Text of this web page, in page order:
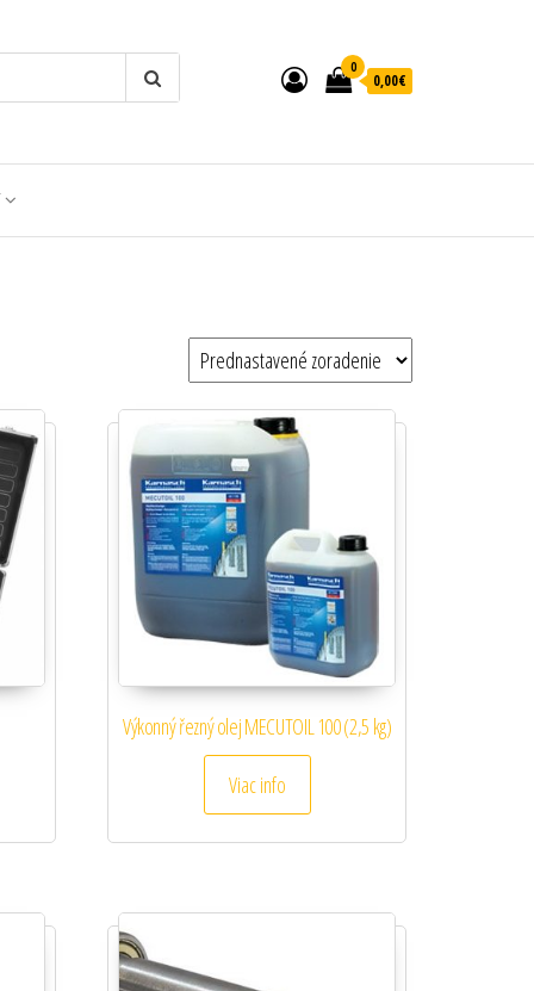
0
0,00€
Výkonný řezný olej MECUTOIL 100 (2,5 kg)
Viac info